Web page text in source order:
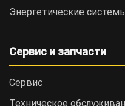
Энергетические
Сервис и запчасти
Сервис
Техническое